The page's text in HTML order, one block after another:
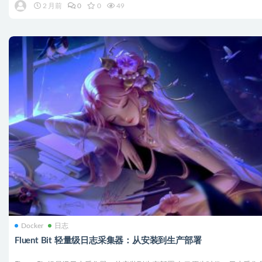
2 月前 0 0 49
Docker 日志
Fluent Bit 轻量级日志采集器：从安装到生产部署